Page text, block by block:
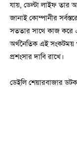
যায়, ডেল্টা লাইফ তার
জানাই কোম্পানীর
সততার সাথে কাজ করে
অর্থনৈতিক এই সংকটময়
প্রশংসার দাবি রাখে।
ডেইলি শেয়ারবাজার